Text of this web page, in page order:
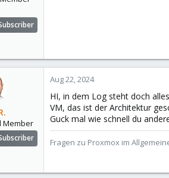
21, 2019
8
Member
2, 2021
Aug 22, 2024
HI, in dem Log steht doch
VM, das ist der Architektur
Guck mal wie schnell du
Fragen zu Proxmox im